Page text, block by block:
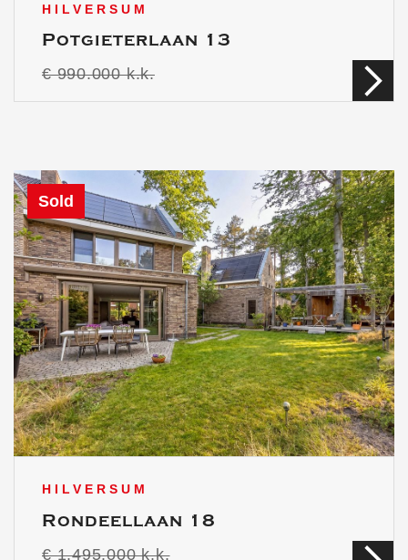
HILVERSUM
Potgieterlaan 13
€ 990.000 k.k.
Sold
HILVERSUM
Rondeellaan 18
€ 1.495.000 k.k.